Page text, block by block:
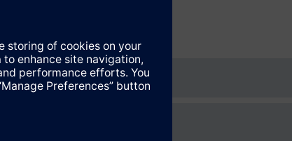
mm und mit IOP um 15 mm.